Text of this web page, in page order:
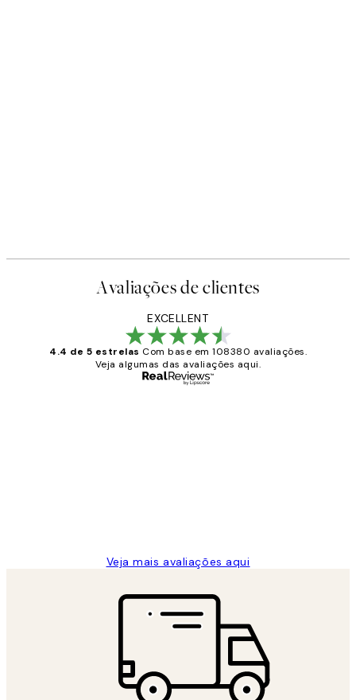
Avaliações de clientes
EXCELLENT
4.4 de 5 estrelas Com base em 108380 avaliações.
Veja algumas das avaliações aqui.
Veja mais avaliações aqui